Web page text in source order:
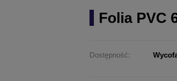
Folia PVC
Dostępność: